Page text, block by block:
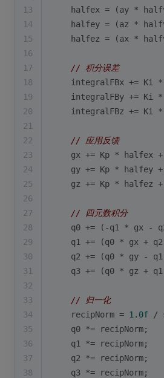
13
halfex = (ay *
14
halfey = (az *
15
halfez = (ax *
16
17
// 积分误差
18
integralFBx += Ki
19
integralFBy += Ki
20
integralFBz += Ki
21
22
// 应用反馈
23
gx += Kp * halfex
24
gy += Kp * halfey
25
gz += Kp * halfez
26
27
// 四元数积分
28
q0 += (-q1 * gx -
29
q1 += (q0 * gx +
30
q2 += (q0 * gy -
31
q3 += (q0 * gz +
32
33
// 归一化
34
    recipNorm =
1.0f /
35
    q0 *= recipNorm;
36
    q1 *= recipNorm;
37
    q2 *= recipNorm;
38
    q3 *= recipNorm;